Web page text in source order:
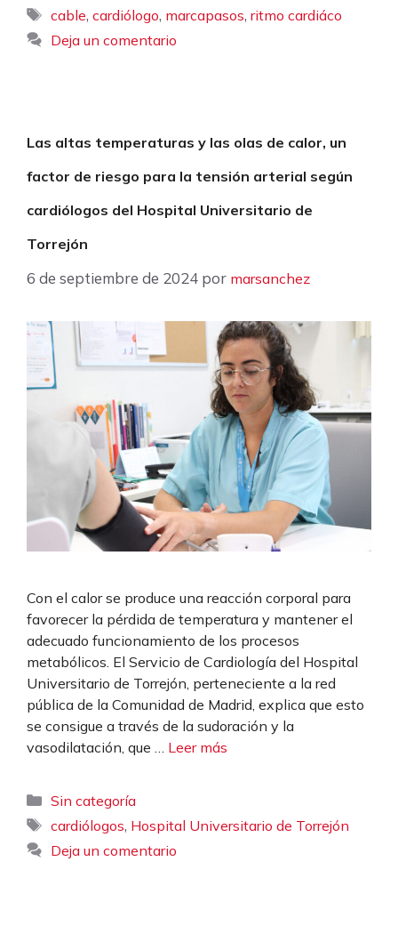
Etiquetas
cable,cardiólogo, marcapasos,ritmo cardiáco
Deja un comentario
Las altas temperaturas y las olas de calor, un
factor de riesgo para la tensión arterial según
cardiólogos del Hospital Universitario de
Torrejón
6 de septiembre de 2024 por marsanchez
Con el calor se produce una reacción corporal para
favorecer la pérdida de temperatura y mantener el
adecuado funcionamiento de los procesos
metabólicos. El Servicio de Cardiología del Hospital
Universitario de Torrejón, perteneciente a la red
pública de la Comunidad de Madrid, explica que esto
se consigue a través de la sudoración y la
vasodilatación, que … Leer más
Categorías
Sin categoría
Etiquetas
cardiólogos, Hospital Universitario de Torrejón
Deja un comentario